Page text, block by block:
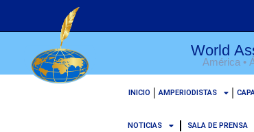
World
América •
INICIO AMPERIODISTAS
NOTICIAS SALA DE PRENSA